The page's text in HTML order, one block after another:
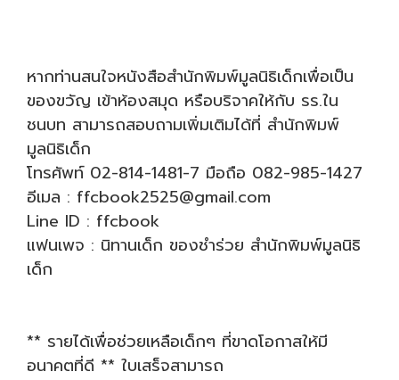
หากท่านสนใจหนังสือสำนักพิมพ์มูลนิธิเด็กเพื่อเป็น
ของขวัญ เข้าห้องสมุด หรือบริจาคให้กับ รร.ใน
ชนบท สามารถสอบถามเพิ่มเติมได้ที่ สำนักพิมพ์
มูลนิธิเด็ก
โทรศัพท์ 02-814-1481-7 มือถือ 082-985-1427
อีเมล : ffcbook2525@gmail.com
Line ID : ffcbook
แฟนเพจ : นิทานเด็ก ของชำร่วย สำนักพิมพ์มูลนิธิ
เด็ก
** รายได้เพื่อช่วยเหลือเด็กๆ ที่ขาดโอกาสให้มี
อนาคตที่ดี ** ใบเสร็จสามารถ